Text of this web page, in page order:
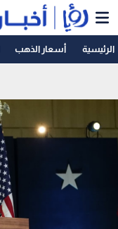
الرئيسية أسعار الذهب